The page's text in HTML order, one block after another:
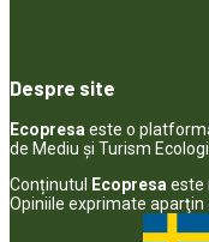
Despre site
Ecopresa este o
de Mediu și Turism
Conținutul Ecopresa este
Opiniile exprimate